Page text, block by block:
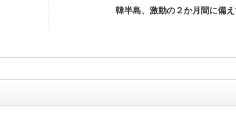
韓半島、激動の２か月間に備え